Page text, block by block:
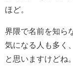
ほど。
界隈で名前を知ら
気になる人も多く
と思いますけどね。